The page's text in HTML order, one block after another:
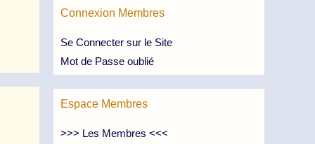
Connexion Membres
Se Connecter sur le Site
Mot de Passe oublié
Espace Membres
>>> Les Membres <<<